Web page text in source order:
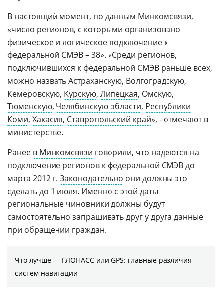
В настоящий момент, по данным Минкомсвязи,
«число регионов, с которыми организовано
физическое и логическое подключение к
федеральной СМЭВ – 38». «Среди регионов,
подключившихся к федеральной СМЭВ раньше всех,
можно назватьАстраханскую, Волгоградскую,
Кемеровскую, Курскую, Липецкая, Омскую,
Тюменскую, Челябинскую области, Республики
Коми, Хакасия, Ставропольский край», - отмечают в
министерстве.
Ранее в Минкомсвязи говорили, что надеются на
подключение регионов к федеральной СМЭВ до
марта 2012 г. Законодательно они должны это
сделать до 1 июля. Именно с этой даты
региональные чиновники должны будут
самостоятельно запрашивать друг у друга данные
при обращении граждан.
Что лучше — ГЛОНАСС или GPS: главные различия
систем навигации